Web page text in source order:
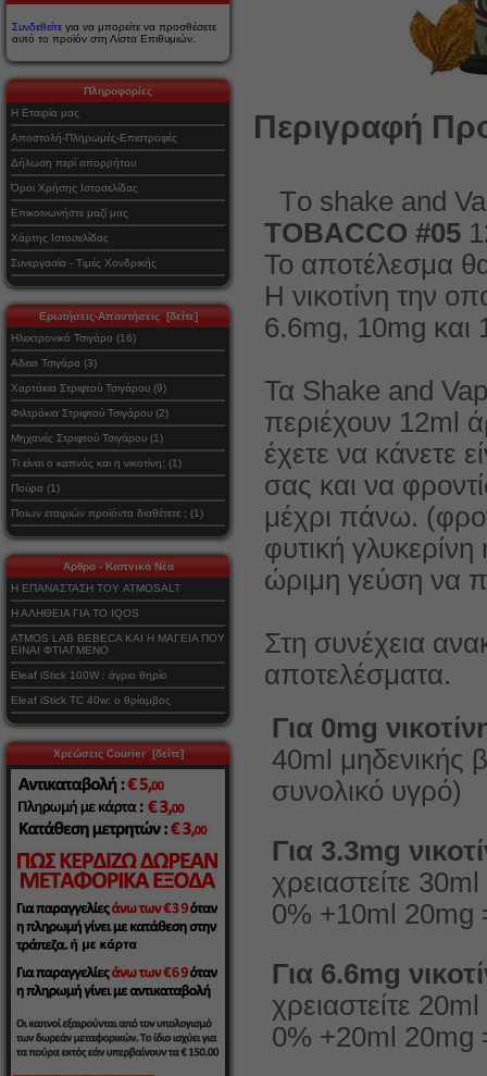
Συνδεθείτε για να μπορείτε να προσθέσετε
αυτό το προϊόν στη Λίστα Επιθυμιών.
Πληροφορίες
Η Εταιρία μας
Αποστολή-Πληρωμές-Επιστροφές
Δήλωση περί απορρήτου
Όροι Χρήσης Ιστοσελίδας
Επικοινωνήστε μαζί μας
Χάρτης Ιστοσελίδας
Συνεργασία - Τιμές Χονδρικής
Ερωτήσεις-Απαντήσεις [δείτε]
Ηλεκτρονικό Τσιγάρο (16)
Αδεια Τσιγάρα (3)
Χαρτάκια Στριφτού Τσιγάρου (9)
Φιλτράκια Στριφτού Τσιγάρου (2)
Μηχανές Στριφτού Τσιγάρου (1)
Τι είναι ο καπνός και η νικοτίνη; (1)
Πούρα (1)
Ποιων εταιριών προϊόντα διαθέτετε ; (1)
Αρθρα - Καπνικά Νέα
Η ΕΠΑΝΑΣΤΑΣΗ ΤΟΥ ATMOSALT
Η ΑΛΗΘΕΙΑ ΓΙΑ ΤΟ IQOS
ATMOS LAB BEBECA ΚΑΙ Η ΜΑΓΕΙΑ ΠΟΥ
ΕΙΝΑΙ ΦΤΙΑΓΜΕΝΟ
Eleaf iStick 100W : άγριο θηρίο
Eleaf iStick TC 40w: ο θρίαμβος
Χρεώσεις Courier [δείτε]
Περιγραφή
Τo shake and
TOBACCO #05
Το αποτέλεσμα θα
Η νικοτίνη την
6.6mg, 10mg και
Τα Shake and
περιέχουν 12ml
έχετε να κάνετε
σας και να
μέχρι πάνω.
φυτική
ώριμη γεύση να
Στη συνέχεια
αποτελέσματα.
Για 0mg
40ml μηδενικής
συνολικό υγρό)
Για 3.3mg
χρειαστείτε
0% +10ml 20mg
Για 6.6mg
χρειαστείτε
0% +20ml 20mg